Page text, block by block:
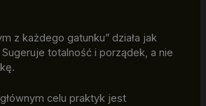
z każdego gatunku” działa jak
totalność i porządek, a nie
celu praktyk jest